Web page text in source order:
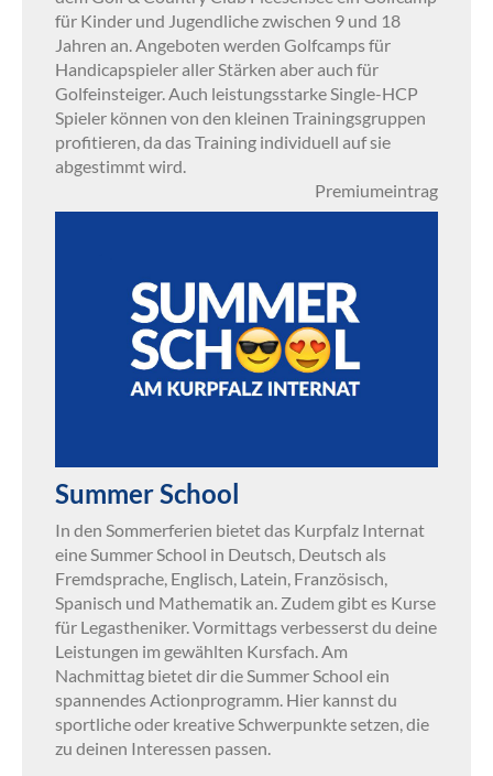
für Kinder und Jugendliche zwischen 9 und 18
Jahren an. Angeboten werden Golfcamps für
Handicapspieler aller Stärken aber auch für
Golfeinsteiger. Auch leistungsstarke Single-HCP
Spieler können von den kleinen Trainingsgruppen
profitieren, da das Training individuell auf sie
abgestimmt wird.
Premiumeintrag
Summer School
In den Sommerferien bietet das Kurpfalz Internat
eine Summer School in Deutsch, Deutsch als
Fremdsprache, Englisch, Latein, Französisch,
Spanisch und Mathematik an. Zudem gibt es Kurse
für Legastheniker. Vormittags verbesserst du deine
Leistungen im gewählten Kursfach. Am
Nachmittag bietet dir die Summer School ein
spannendes Actionprogramm. Hier kannst du
sportliche oder kreative Schwerpunkte setzen, die
zu deinen Interessen passen.